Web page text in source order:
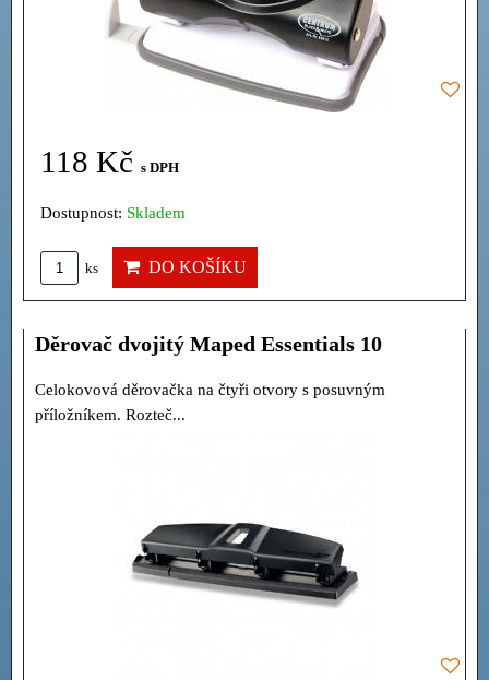
118 Kč s DPH
Dostupnost: Skladem
ks DO KOŠÍKU
Děrovač dvojitý Maped Essentials 10
Celokovová děrovačka na čtyři otvory s posuvným
příložníkem. Rozteč...